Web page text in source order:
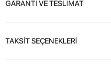
GARANTİ VE TESLİMAT
TAKSİT SEÇENEKLERİ